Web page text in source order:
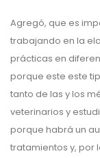
Agregó, que es
trabajando en la
prácticas en
porque este este
tanto de las y los
veterinarios y
porque habrá un
tratamientos y, por